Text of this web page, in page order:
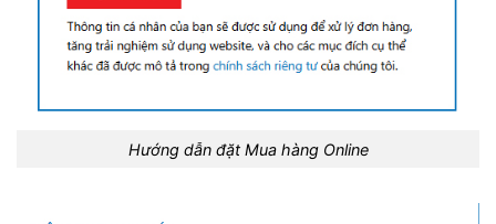
Hướng dẫn đặt Mua hàng Online